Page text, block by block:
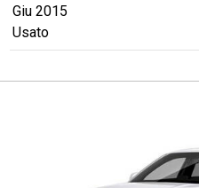
Giu 2015
Usato